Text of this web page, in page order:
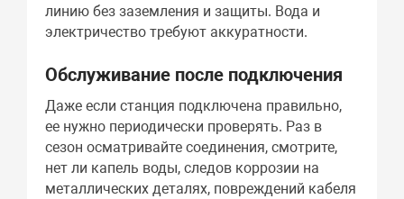
линию без заземления и защиты. Вода и
электричество требуют аккуратности.
Обслуживание после подключения
Даже если станция подключена правильно,
ее нужно периодически проверять. Раз в
сезон осматривайте соединения, смотрите,
нет ли капель воды, следов коррозии на
металлических деталях, повреждений кабеля